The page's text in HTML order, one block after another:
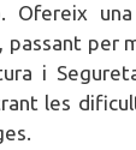
Ofereix
passant per
i
les